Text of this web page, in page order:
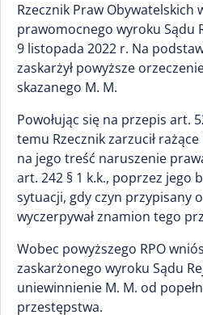
Rzecznik Praw Obywatelskich
prawomocnego wyroku Sądu
9 listopada 2022 r. Na
zaskarżył powyższe
skazanego M. M.
Powołując się na przepis art.
temu Rzecznik zarzucił
na jego treść naruszenie
art. 242 § 1 k.k., poprzez jego
sytuacji, gdy czyn przypisany
wyczerpywał znamion tego
Wobec powyższego RPO
zaskarżonego wyroku Sądu
uniewinnienie M. M. od
przestępstwa.